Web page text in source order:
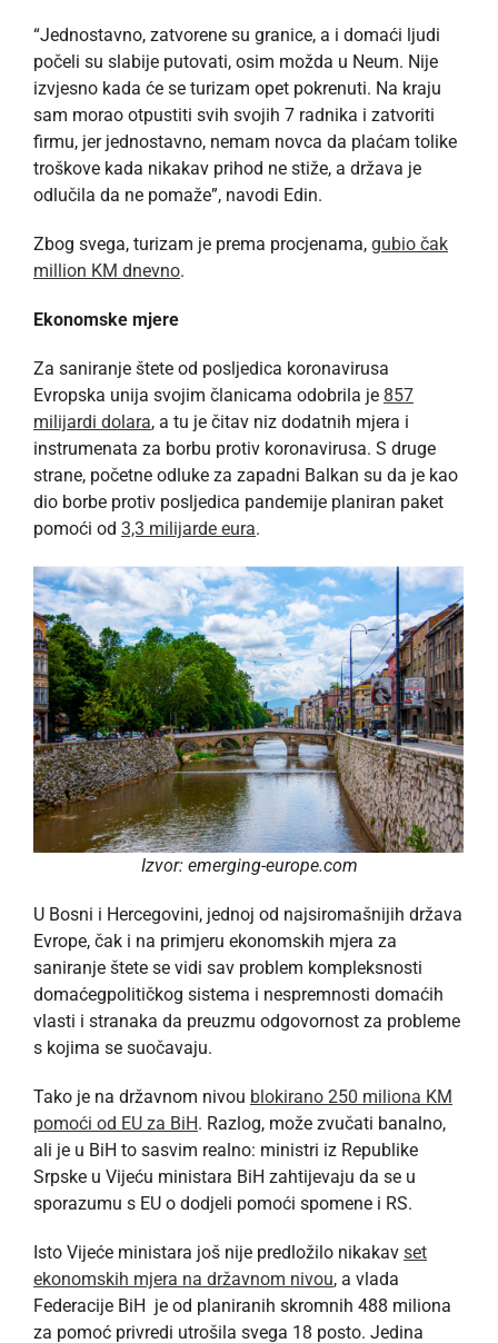
“Jednostavno, zatvorene su granice, a i domaći ljudi
počeli su slabije putovati, osim možda u Neum. Nije
izvjesno kada će se turizam opet pokrenuti. Na kraju
sam morao otpustiti svih svojih 7 radnika i zatvoriti
firmu, jer jednostavno, nemam novca da plaćam tolike
troškove kada nikakav prihod ne stiže, a država je
odlučila da ne pomaže”, navodi Edin.
Zbog svega, turizam je prema procjenama, gubio čak
million KM dnevno.
Ekonomske mjere
Za saniranje štete od posljedica koronavirusa
Evropska unija svojim članicama odobrila je 857
milijardi dolara, a tu je čitav niz dodatnih mjera i
instrumenata za borbu protiv koronavirusa. S druge
strane, početne odluke za zapadni Balkan su da je kao
dio borbe protiv posljedica pandemije planiran paket
pomoći od 3,3 milijarde eura.
Izvor: emerging-europe.com
U Bosni i Hercegovini, jednoj od najsiromašnijih država
Evrope, čak i na primjeru ekonomskih mjera za
saniranje štete se vidi sav problem kompleksnosti
domaćegpolitičkog sistema i nespremnosti domaćih
vlasti i stranaka da preuzmu odgovornost za probleme
s kojima se suočavaju.
Tako je na državnom nivou blokirano 250 miliona KM
pomoći od EU za BiH. Razlog, može zvučati banalno,
ali je u BiH to sasvim realno: ministri iz Republike
Srpske u Vijeću ministara BiH zahtijevaju da se u
sporazumu s EU o dodjeli pomoći spomene i RS.
Isto Vijeće ministara još nije predložilo nikakav set
ekonomskih mjera na državnom nivou, a vlada
Federacije BiH je od planiranih skromnih 488 miliona
za pomoć privredi utrošila svega 18 posto. Jedina